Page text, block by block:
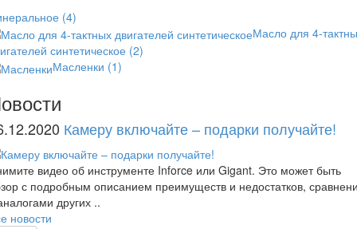
(4)
Масло для 4-
синтетическое (2)
Масленки (1)
Камеру включайте – подарки получайте!
видео об инструменте Inforce или Gigant. Это может быть
с подробным описанием преимуществ и недостатков,
других ..
новости